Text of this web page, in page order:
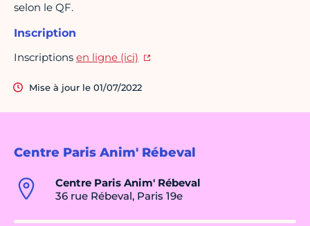
Centre Paris Anim' Rébeval
Centre Paris Anim' Rébeval
36 rue Rébeval, Paris 19e
selon le QF.
Inscription
Inscriptions en ligne (ici)
Mise à jour le 01/07/2022